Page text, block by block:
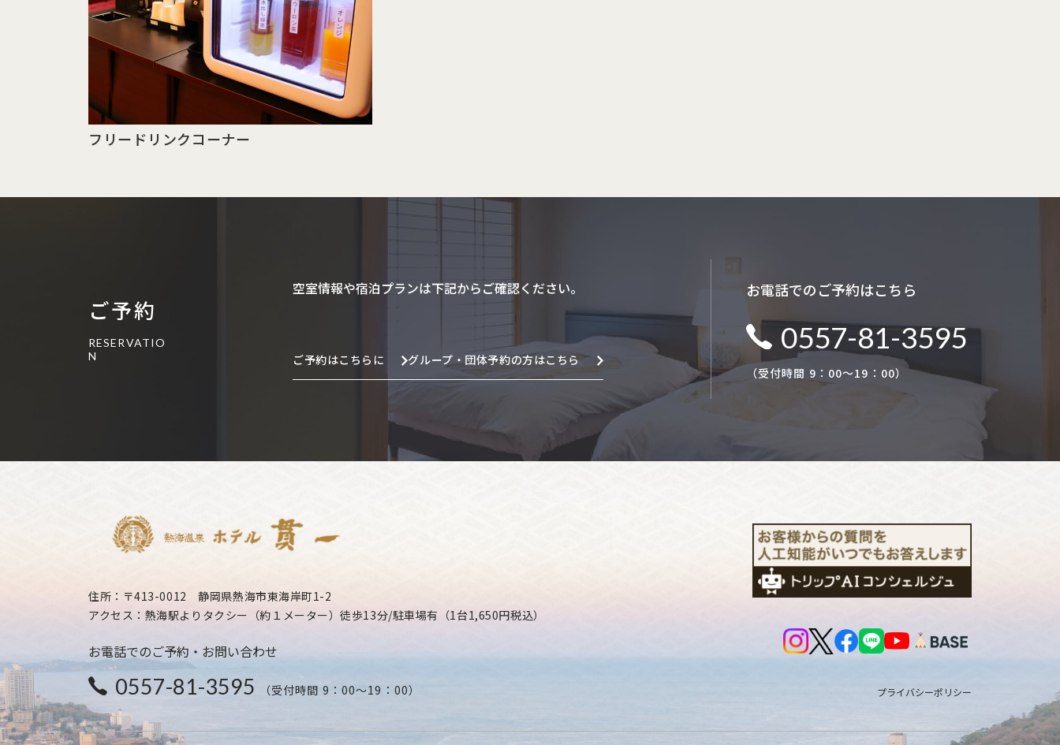
フリードリンクコーナー
ご予約
RESERVATIO
N
空室情報や宿泊プランは下記からご確認ください。
ご予約はこちらに グループ・団体予約の方はこちら
お電話でのご予約はこちら
0557-81-3595
（受付時間 9：00〜19：00）
住所：〒413-0012 静岡県熱海市東海岸町1-2
アクセス：熱海駅よりタクシー（約１メーター）徒歩13分/駐車場有（1台1,650円税込）
お電話でのご予約・お問い合わせ
0557-81-3595 （受付時間 9：00〜19：00） プライバシーポリシー